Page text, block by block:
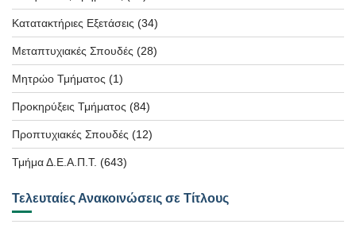
Κατατακτήριες Εξετάσεις (34)
Μεταπτυχιακές Σπουδές (28)
Μητρώο Τμήματος (1)
Προκηρύξεις Τμήματος (84)
Προπτυχιακές Σπουδές (12)
Τμήμα Δ.Ε.Α.Π.Τ. (643)
Τελευταίες Ανακοινώσεις σε Τίτλους